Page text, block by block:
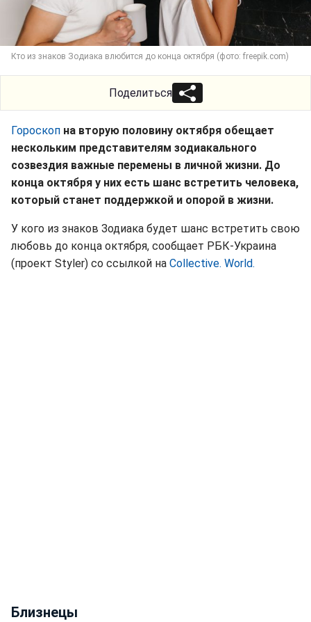
Кто из знаков Зодиака влюбится до конца октября (фото: freepik.com)
Поделиться
Гороскоп на вторую половину октября обещает
нескольким представителям зодиакального
созвездия важные перемены в личной жизни. До
конца октября у них есть шанс встретить человека,
который станет поддержкой и опорой в жизни.
У кого из знаков Зодиака будет шанс встретить свою
любовь до конца октября, сообщает РБК-Украина
(проект Styler) со ссылкой на Collective. World.
Близнецы